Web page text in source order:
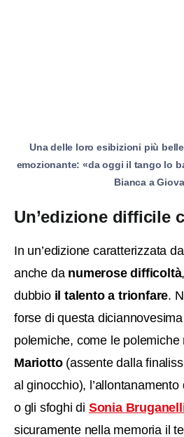
Una delle loro esibizioni più
emozionante: «da oggi il tango lo
Bianca a
Un’edizione difficile
In un’edizione caratterizzata
anche da numerose difficoltà
dubbio il talento a trionfare.
forse di questa
polemiche, come le
Mariotto(assente dalla
al ginocchio),
o gli sfoghi di Sonia
sicuramente nella memoria il